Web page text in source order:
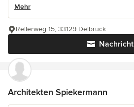
Mehr
Nachricht
Rellerweg 15, 33129 Delbrück
Architekten Spiekermann